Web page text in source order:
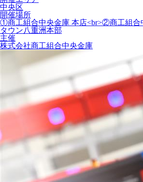
中央区
開催場所
①商工組合中央金庫 本店<br>②商工組合
タウン八重洲本部
主催
株式会社商工組合中央金庫